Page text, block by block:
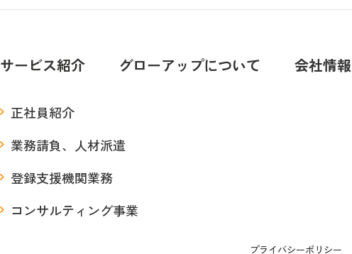
サービス紹介
正社員紹介
業務請負、人材派遣
登録支援機関業務
コンサルティング事業
グローアップについて 会社情報
プライバシーポリシー